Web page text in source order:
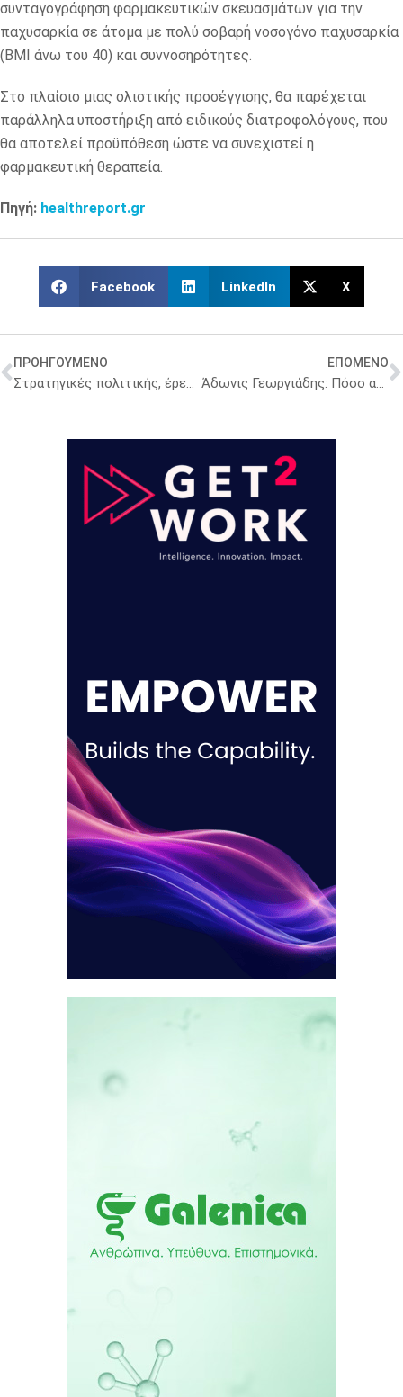
συνταγογράφηση φαρμακευτικών σκευασμάτων για την
παχυσαρκία σε άτομα με πολύ σοβαρή νοσογόνο παχυσαρκία
(ΒΜΙ άνω του 40) και συννοσηρότητες.
Στο πλαίσιο μιας ολιστικής προσέγγισης, θα παρέχεται
παράλληλα υποστήριξη από ειδικούς διατροφολόγους, που
θα αποτελεί προϋπόθεση ώστε να συνεχιστεί η
φαρμακευτική θεραπεία.
Πηγή: healthreport.gr
Facebook LinkedIn X
ΠΡΟΗΓΟΥΜΕΝΟ
Στρατηγικές πολιτικής, έρευνας και χρηματοδότησης για την αντιμετώπιση του καρκίνου
ΕΠΟΜΕΝΟ
Άδωνις Γεωργιάδης: Πόσο αυξάνεται η φαρμακευτική δαπάνη κάθε χρόνο – Τι δήλωσε σε ημερίδα των Φαρμακαποθηκαρίων